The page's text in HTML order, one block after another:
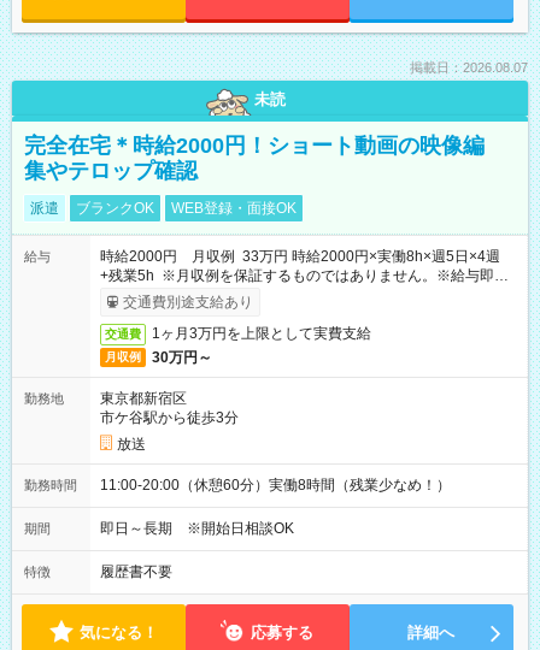
掲載日：2026.08.07
未読
完全在宅＊時給2000円！ショート動画の映像編
集やテロップ確認
派遣 ブランクOK WEB登録・面接OK
給与
時給2000円 月収例 33万円 時給2000円×実働8h×週5日×4週
+残業5h ※月収例を保証するものではありません。※給与即受
取りサービス利用可（利用条件有）
交通費別途支給あり
交通費 1ヶ月3万円を上限として実費支給
月収例 30万円～
勤務地
東京都新宿区
市ケ谷駅から徒歩3分
放送
勤務時間 11:00-20:00（休憩60分）実働8時間（残業少なめ！）
期間 即日～長期 ※開始日相談OK
特徴 履歴書不要
気になる！ 応募する 詳細へ